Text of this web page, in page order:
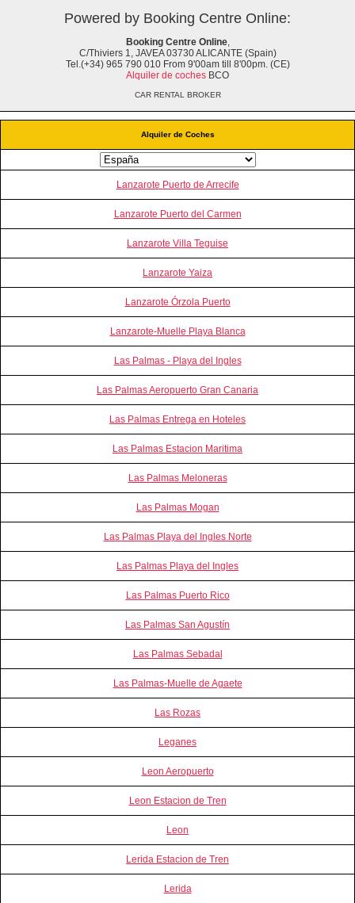
Alquiler de Coches
Lanzarote Puerto de Arrecife
Lanzarote Puerto del Carmen
Lanzarote Villa Teguise
Lanzarote Yaiza
Lanzarote Órzola Puerto
Lanzarote-Muelle Playa Blanca
Las Palmas - Playa del Ingles
Las Palmas Aeropuerto Gran Canaria
Las Palmas Entrega en Hoteles
Las Palmas Estacion Maritima
Las Palmas Meloneras
Las Palmas Mogan
Las Palmas Playa del Ingles Norte
Las Palmas Playa del Ingles
Las Palmas Puerto Rico
Las Palmas San Agustín
Las Palmas Sebadal
Las Palmas-Muelle de Agaete
Las Rozas
Leganes
Leon Aeropuerto
Leon Estacion de Tren
Leon
Lerida Estacion de Tren
Lerida
Powered by Booking Centre Online:
Booking Centre Online,
C/Thiviers 1, JAVEA 03730 ALICANTE (Spain)
Tel.(+34) 965 790 010 From 9'00am till 8'00pm. (CE)
Alquiler de coches BCO
CAR RENTAL BROKER